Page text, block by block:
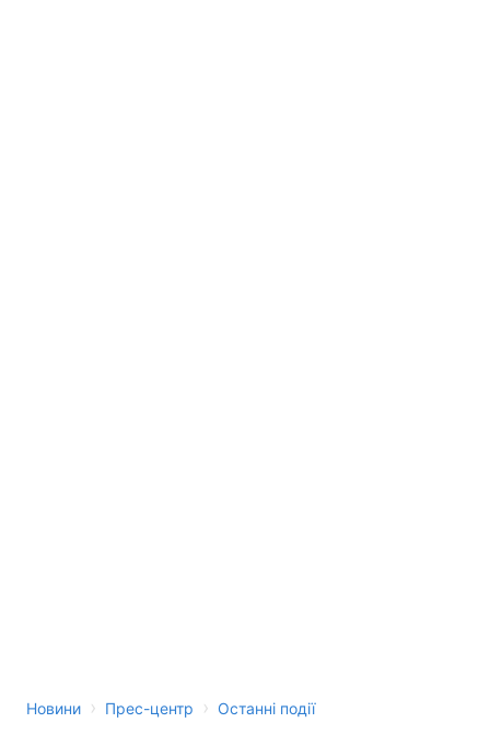
Новини › Прес-центр › Останні події